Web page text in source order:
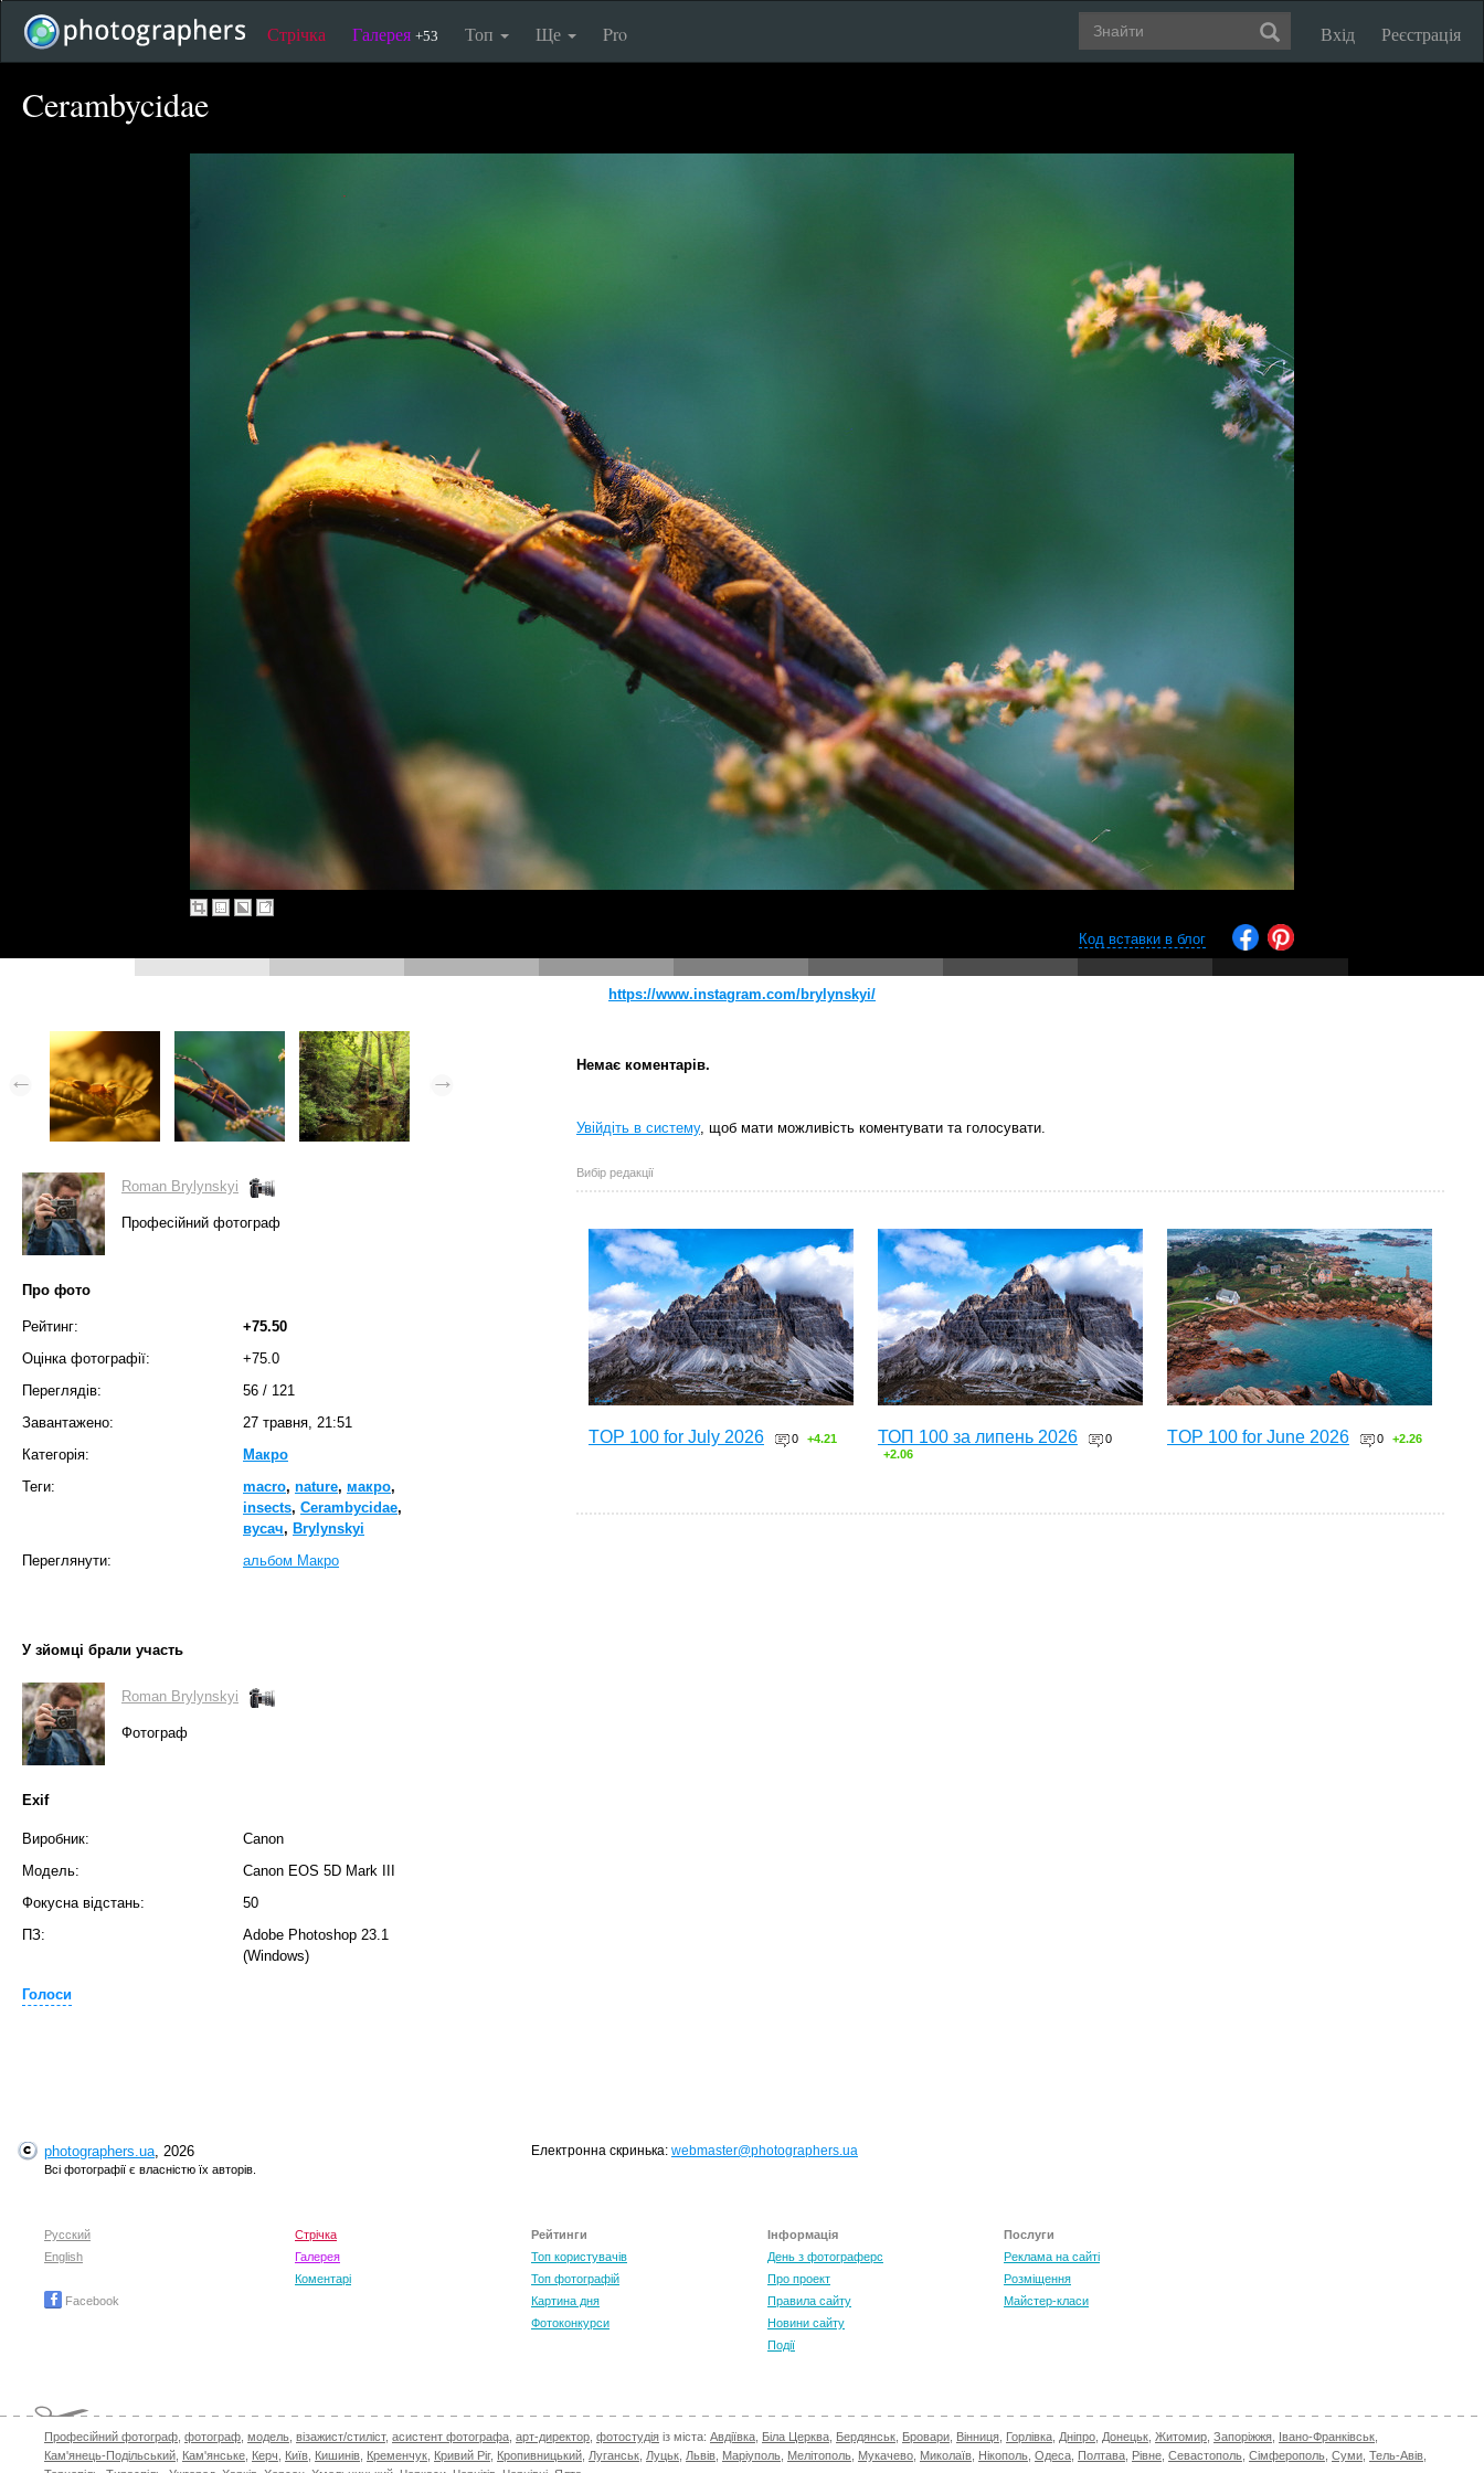
Стрічка Галерея +53 Топ Ще Pro Вхід Реєстрація
Cerambycidae
Код вставки в блог
https://www.instagram.com/brylynskyi/
Roman Brylynskyi
Професійний фотограф
Про фото
Рейтинг:
+75.50
Оцінка фотографії:
+75.0
Переглядів:
56 / 121
Завантажено:
27 травня, 21:51
Категорія:
Макро
Теги:
macro, nature, макро,
insects, Cerambycidae,
вусач, Brylynskyi
Переглянути:
альбом Макро
У зйомці брали участь
Roman Brylynskyi
Фотограф
Exif
Виробник:
Canon
Модель:
Canon EOS 5D Mark III
Фокусна відстань:
50
ПЗ:
Adobe Photoshop 23.1
(Windows)
Голоси
Немає коментарів.
Увійдіть в систему, щоб мати можливість коментувати та голосувати.
Вибір редакції
TOP 100 for July 2026 0 +4.21 ТОП 100 за липень 2026
0
+2.06
TOP 100 for June 2026 0 +2.26
photographers.ua, 2026
Всі фотографії є власністю їх авторів.
Електронна скринька: webmaster@photographers.ua
Русский
English
Facebook
Стрічка
Галерея
Коментарі
Рейтинги
Топ користувачів
Топ фотографій
Картина дня
Фотоконкурси
Інформація
День з фотограферс
Про проект
Правила сайту
Новини сайту
Події
Послуги
Реклама на сайті
Розміщення
Майстер-класи
Професійний фотограф фотограф модель візажист/стиліст, асистент фотографа арт-директор фотостудія із міста: Авдіївка Біла Церква Бердянськ Бровари Вінниця Горлівка Дніпро Донецьк Житомир Запоріжжя Івано-Франківськ
Кам'янець-Подільський Кам'янське Керч Київ Кишинів Кременчук Кривий Ріг, Кропивницький Луганськ Луцьк Львів Маріуполь Мелітополь Мукачево Миколаїв Нікополь Одеса Полтава Рівне Севастополь Сімферополь Суми Тель-Авів